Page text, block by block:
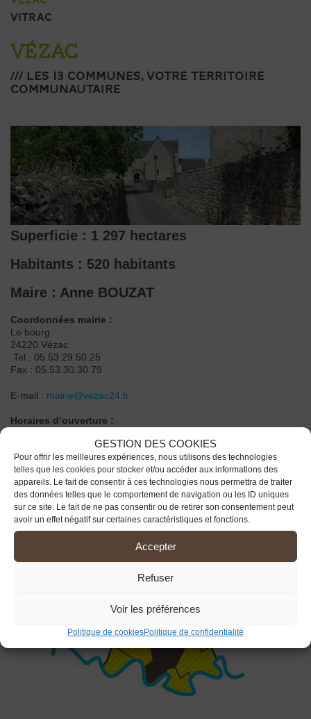
GESTION DES COOKIES
Pour offrir les meilleures expériences, nous utilisons des technologies
telles que les cookies pour stocker et/ou accéder aux informations des
appareils. Le fait de consentir à ces technologies nous permettra de traiter
des données telles que le comportement de navigation ou les ID uniques
sur ce site. Le fait de ne pas consentir ou de retirer son consentement peut
avoir un effet négatif sur certaines caractéristiques et fonctions.
Accepter
Refuser
Voir les préférences
Politique de cookiesPolitique de confidentialité
VITRAC
VÉZAC
/// les 13 communes, votre territoire
communautaire
Superficie : 1 297 hectares
Habitants : 520 habitants
Maire : Anne BOUZAT
Coordonnées mairie :
Le bourg
24220 Vézac
Tel : 05.53.29.50.25
Fax : 05.53.30.30.79
E-mail : mairie@vezac24.fr
Horaires d’ouverture :
Permanence téléphonique assurée : lundi, mardi et jeudi de
14h00 à 18h00,
vendredi de 14h00 à 17h00